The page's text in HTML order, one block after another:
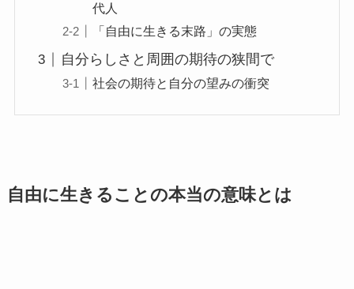
代人
「自由に生きる末路」の実態
自分らしさと周囲の期待の狭間で
社会の期待と自分の望みの衝突
自由に生きることの本当の意味とは